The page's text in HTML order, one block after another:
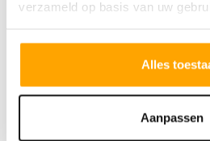
verzameld op basis van uw
Alles
Aanpassen
De Citroencentrale
gele bakstenen gevel. De
voor glanzend
bijna doorzichtig